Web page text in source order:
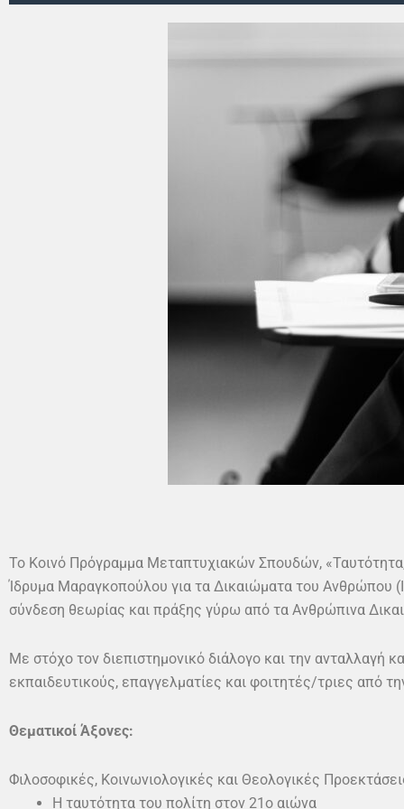
Το Κοινό Πρόγραμμα Μεταπτυχιακών Σπουδών,
Ίδρυμα Μαραγκοπούλου για τα Δικαιώματα του Ανθρώπου
σύνδεση θεωρίας και πράξης γύρω από τα Ανθρώπινα
Με στόχο τον διεπιστημονικό διάλογο και την ανταλλαγή
εκπαιδευτικούς, επαγγελματίες και φοιτητές/τριες από
Θεματικοί Άξονες:
Φιλοσοφικές, Κοινωνιολογικές και Θεολογικές
Η ταυτότητα του πολίτη στον 21ο αιώνα